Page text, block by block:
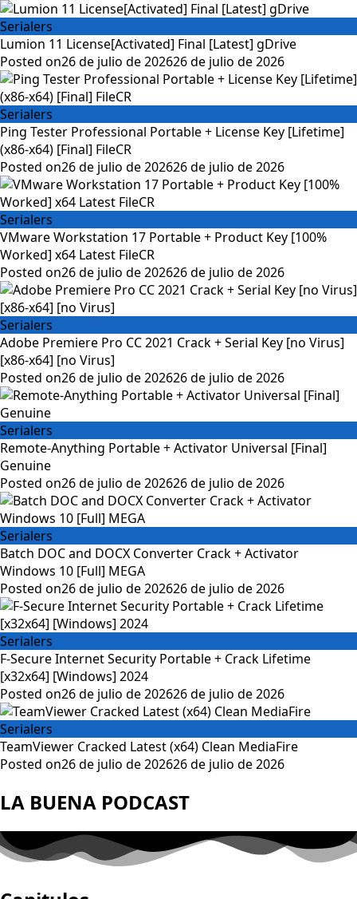
Serialers
Lumion 11 License[Activated] Final [Latest] gDrive
Posted on26 de julio de 202626 de julio de 2026
Serialers
Ping Tester Professional Portable + License Key [Lifetime]
(x86-x64) [Final] FileCR
Posted on26 de julio de 202626 de julio de 2026
Serialers
VMware Workstation 17 Portable + Product Key [100%
Worked] x64 Latest FileCR
Posted on26 de julio de 202626 de julio de 2026
Serialers
Adobe Premiere Pro CC 2021 Crack + Serial Key [no Virus]
[x86-x64] [no Virus]
Posted on26 de julio de 202626 de julio de 2026
Serialers
Remote-Anything Portable + Activator Universal [Final]
Genuine
Posted on26 de julio de 202626 de julio de 2026
Serialers
Batch DOC and DOCX Converter Crack + Activator
Windows 10 [Full] MEGA
Posted on26 de julio de 202626 de julio de 2026
Serialers
F-Secure Internet Security Portable + Crack Lifetime
[x32x64] [Windows] 2024
Posted on26 de julio de 202626 de julio de 2026
Serialers
TeamViewer Cracked Latest (x64) Clean MediaFire
Posted on26 de julio de 202626 de julio de 2026
LA BUENA PODCAST